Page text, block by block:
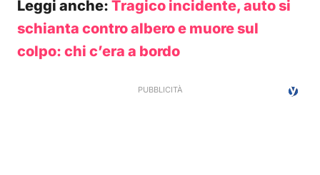
Leggi anche: Tragico incidente, auto si
schianta contro albero e muore sul
colpo: chi c’era a bordo